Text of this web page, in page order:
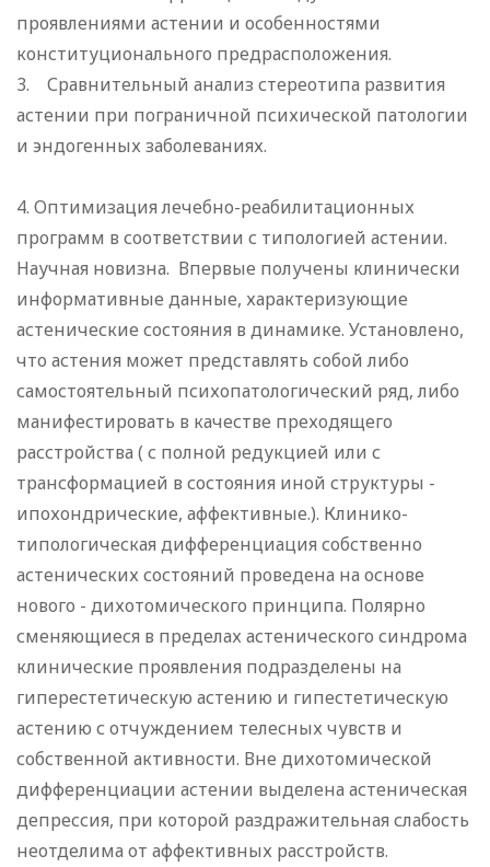
проявлениями астении и особенностями
конституционального предрасположения.
3. Сравнительный анализ стереотипа развития
астении при пограничной психической патологии
и эндогенных заболеваниях.
4. Оптимизация лечебно-реабилитационных
программ в соответствии с типологией астении.
Научная новизна. Впервые получены клинически
информативные данные, характеризующие
астенические состояния в динамике. Установлено,
что астения может представлять собой либо
самостоятельный психопатологический ряд, либо
манифестировать в качестве преходящего
расстройства ( с полной редукцией или с
трансформацией в состояния иной структуры -
ипохондрические, аффективные.). Клинико-
типологическая дифференциация собственно
астенических состояний проведена на основе
нового - дихотомического принципа. Полярно
сменяющиеся в пределах астенического синдрома
клинические проявления подразделены на
гиперестетическую астению и гипестетическую
астению с отчуждением телесных чувств и
собственной активности. Вне дихотомической
дифференциации астении выделена астеническая
депрессия, при которой раздражительная слабость
неотделима от аффективных расстройств.